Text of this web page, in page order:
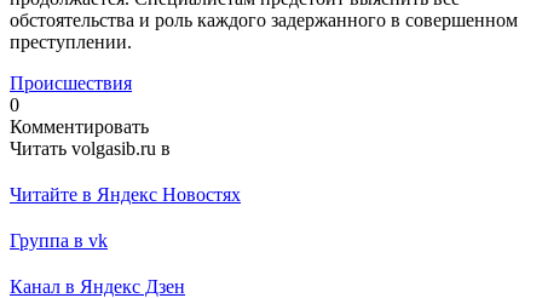
обстоятельства и роль каждого задержанного в совершенном
преступлении.
Происшествия
0
Комментировать
Читать volgasib.ru в
Читайте в Яндекс Новостях
Группа в vk
Канал в Яндекс Дзен